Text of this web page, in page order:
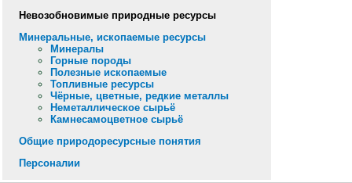
Невозобновимые природные ресурсы
Минеральные, ископаемые ресурсы
Минералы
Горные породы
Полезные ископаемые
Топливные ресурсы
Чёрные, цветные, редкие металлы
Неметаллическое сырьё
Камнесамоцветное сырьё
Общие природоресурсные понятия
Персоналии